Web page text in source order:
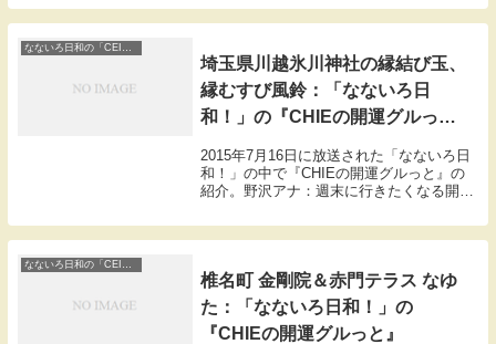
CEIE「すごくのどかで田んぼもあって、
いい雰囲気なんですけど、ここにある開運
なないろ日和の「CEIEの開運ぐるっと」
埼玉県川越氷川神社の縁結び玉、
縁むすび風鈴：「なないろ日
和！」の『CHIEの開運グルっ
2015年7月16日に放送された「なないろ日
和！」の中で『CHIEの開運グルっと』の
紹介。野沢アナ：週末に行きたくなる開運
本日の開運スポットは街並みが人気の埼玉
県の川越。その総鎮守である氷川神社をご
なないろ日和の「CEIEの開運ぐるっと」
椎名町 金剛院＆赤門テラス なゆ
た：「なないろ日和！」の
『CHIEの開運グルっと』